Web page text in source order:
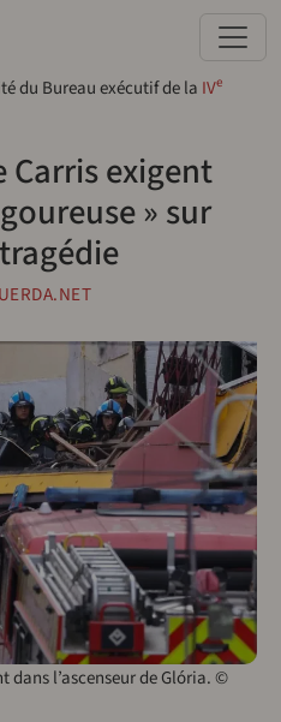
du Bureau exécutif de la IVe
Carris exigent
» sur
dans l’ascenseur de Glória. ©